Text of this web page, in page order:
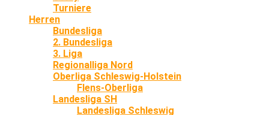
Turniere
Herren
Bundesliga
2. Bundesliga
3. Liga
Regionalliga Nord
Oberliga Schleswig-Holstein
Flens-Oberliga
Landesliga SH
Landesliga Schleswig